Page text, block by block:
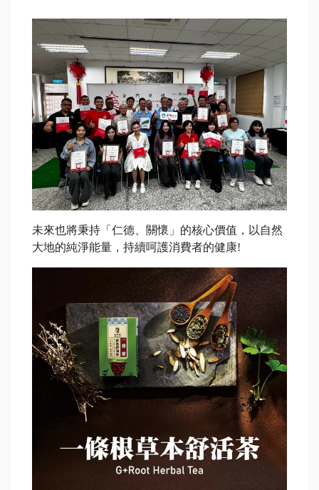
未來也將秉持「仁德、關懷」的核心價值，以自然
大地的純淨能量，持續呵護消費者的健康!